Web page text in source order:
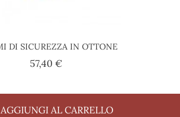
DI SICUREZZA IN OTTONE
57,40 €Prezzo
AGGIUNGI AL CARRELLO